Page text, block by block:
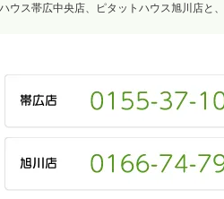
ス帯広中央店、ピタットハウス旭川店と